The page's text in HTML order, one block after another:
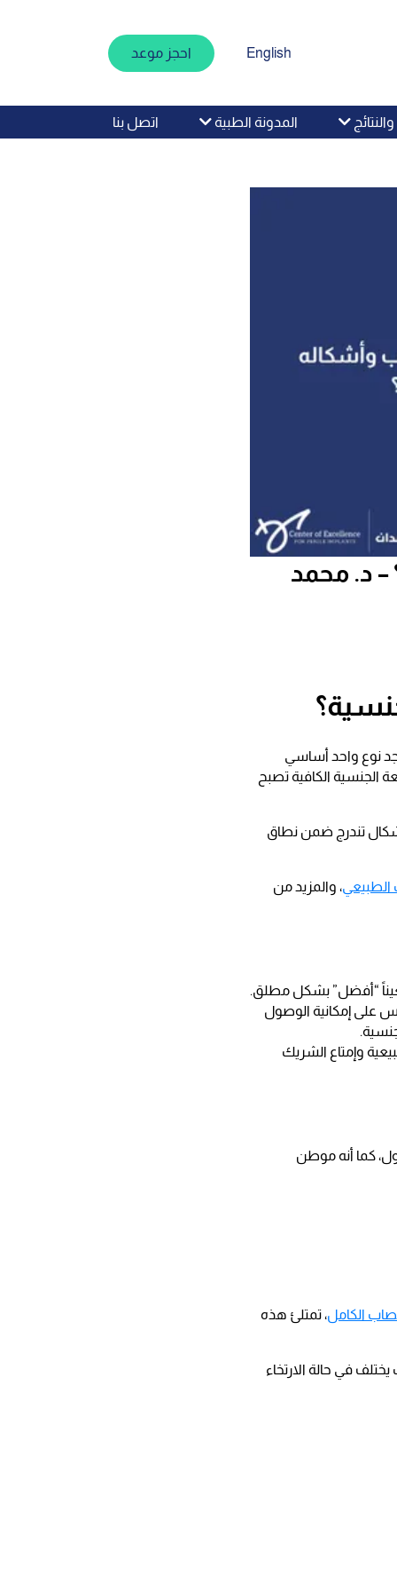
English احجز موعد
المدونة الطبية اتصل بنا
– د. محمد
نوع واحد أساسي
الجنسية الكافية تصبح
تندرج ضمن نطاق
، والمزيد من
معيناً “أفضل” بشكل مطلق.
على إمكانية الوصول
وإمتاع الشريك
كما أنه موطن
الكامل، تمتلئ هذه
في حالة الارتخاء